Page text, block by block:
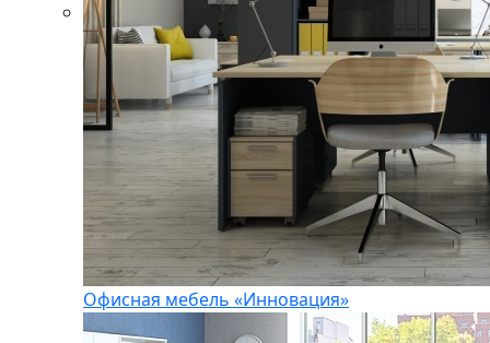
Офисная мебель «Инновация»